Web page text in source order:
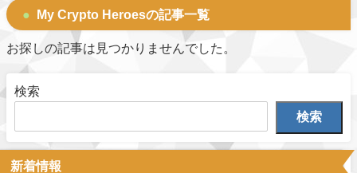
My Crypto Heroesの記事一覧
お探しの記事は見つかりませんでした。
検索
検索
新着情報